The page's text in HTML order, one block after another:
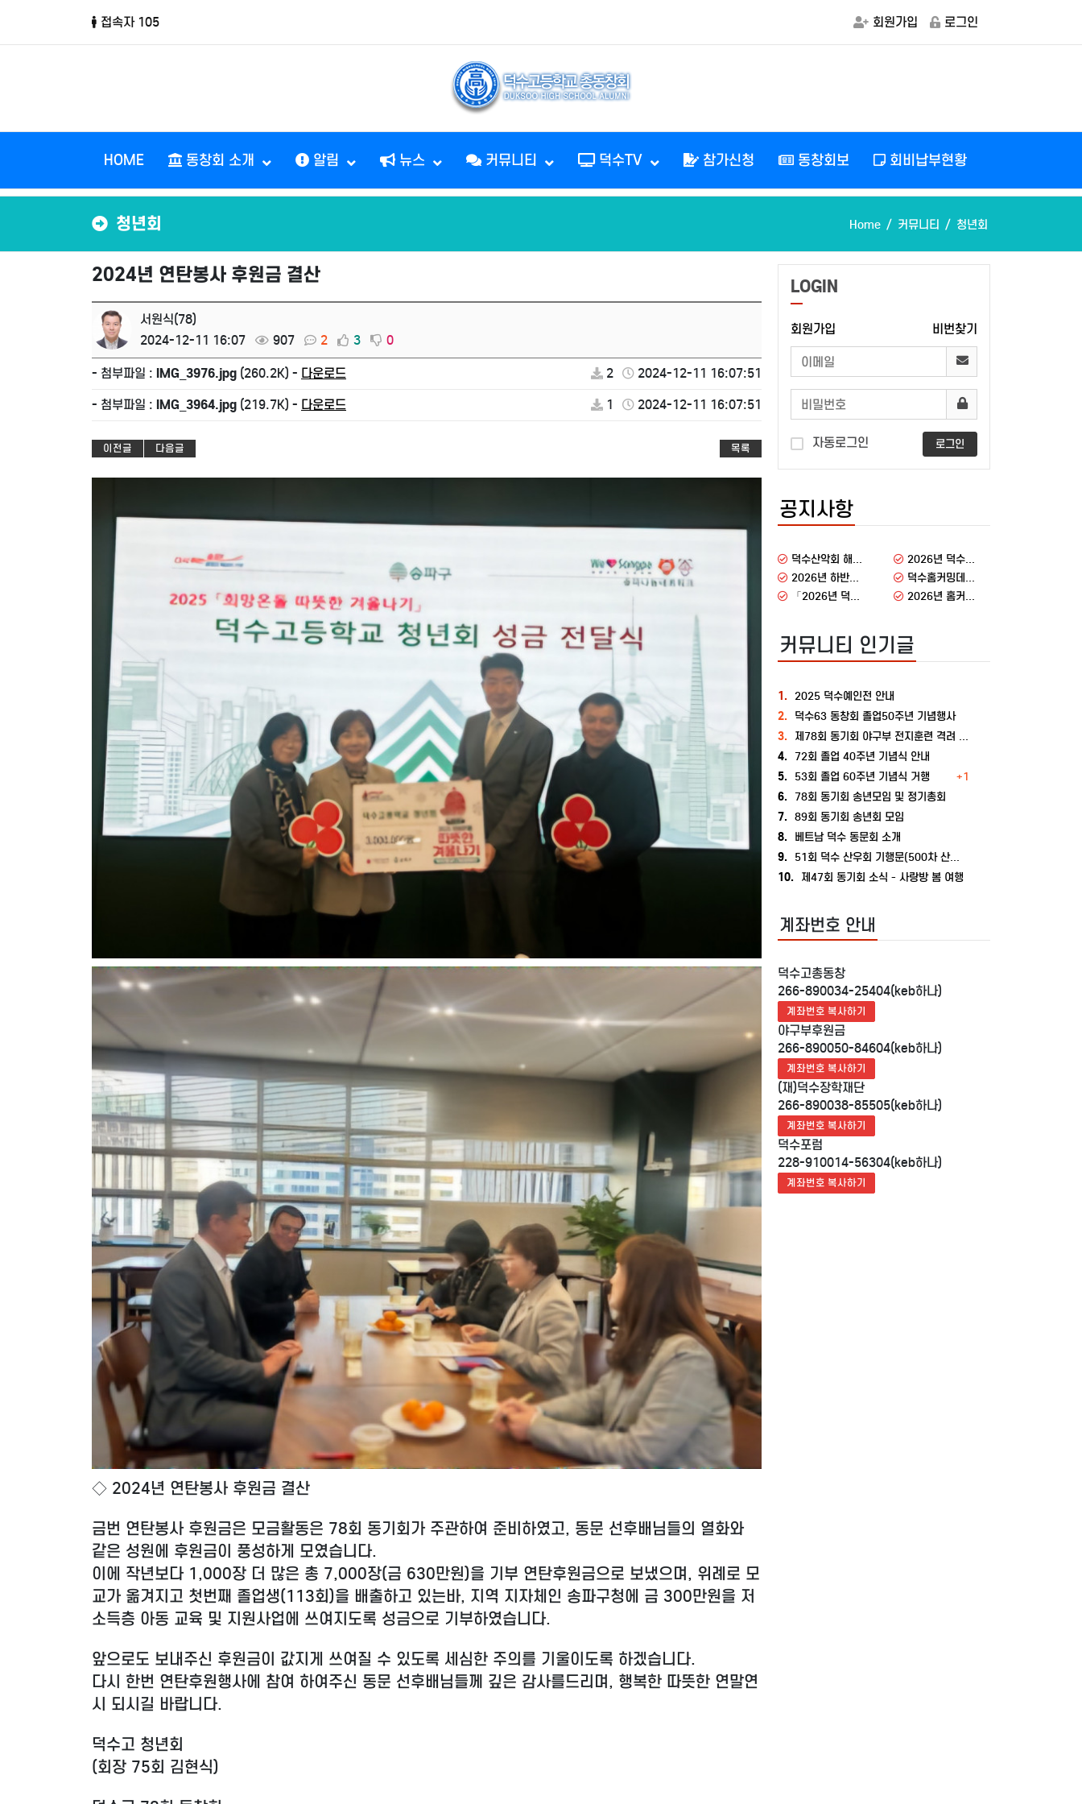
접속자 105 회원가입 로그인
HOME 동창회 소개 알림 뉴스 커뮤니티 덕수TV 참가신청 동창회보 회비납부현황
청년회 Home 커뮤니티 청년회
2024년 연탄봉사 후원금 결산
서원식(78)
2024-12-11 16:07
907 2 3 0
- 첨부파일 : IMG_3976.jpg (260.2K) - 다운로드 2 2024-12-11 16:07:51
- 첨부파일 : IMG_3964.jpg (219.7K) - 다운로드 1 2024-12-11 16:07:51
이전글 다음글 목록
◇ 2024년 연탄봉사 후원금 결산
금번 연탄봉사 후원금은 모금활동은 78회 동기회가 주관하여 준비하였고, 동문 선후배님들의 열화와
같은 성원에 후원금이 풍성하게 모였습니다.
이에 작년보다 1,000장 더 많은 총 7,000장(금 630만원)을 기부 연탄후원금으로 보냈으며, 위례로 모
교가 옮겨지고 첫번째 졸업생(113회)을 배출하고 있는바, 지역 지자체인 송파구청에 금 300만원을 저
소득층 아동 교육 및 지원사업에 쓰여지도록 성금으로 기부하였습니다.
앞으로도 보내주신 후원금이 값지게 쓰여질 수 있도록 세심한 주의를 기울이도록 하겠습니다.
다시 한번 연탄후원행사에 참여 하여주신 동문 선후배님들께 깊은 감사를드리며, 행복한 따뜻한 연말연
시 되시길 바랍니다.
덕수고 청년회
(회장 75회 김현식)
LOGIN
회원가입 비번찾기
자동로그인 로그인
공지사항
덕수산악회 해외원정산행 안내
2026년 하반기 총동창회 주요행사
「2026년 덕수홈커밍데이」 동문 설문조사 결과
2026년 덕수홈커밍데이 감사 인사
덕수홈커밍데이 행사 안내
2026년 홈커밍데이에 동문 여러분을 초대합니다
커뮤니티 인기글
1. 2025 덕수예인전 안내
2. 덕수63 동창회 졸업50주년 기념행사
3.
제78회 동기회 야구부 전지훈련 격려 방문 - 덕수야구부 일본 후쿠오카 동계전지훈련지를 찾아
4. 72회 졸업 40주년 기념식 안내
5. 53회 졸업 60주년 기념식 거행
+1
6. 78회 동기회 송년모임 및 정기총회
7. 89회 동기회 송년회 모임
8. 베트남 덕수 동문회 소개
9.
51회 덕수 산우회 기행문(500차 산행을 마치고)
10. 제47회 동기회 소식 - 사랑방 봄 여행
계좌번호 안내
덕수고총동창
266-890034-25404(keb하나)
계좌번호 복사하기
야구부후원금
266-890050-84604(keb하나)
계좌번호 복사하기
(재)덕수장학재단
266-890038-85505(keb하나)
계좌번호 복사하기
덕수포럼
228-910014-56304(keb하나)
계좌번호 복사하기